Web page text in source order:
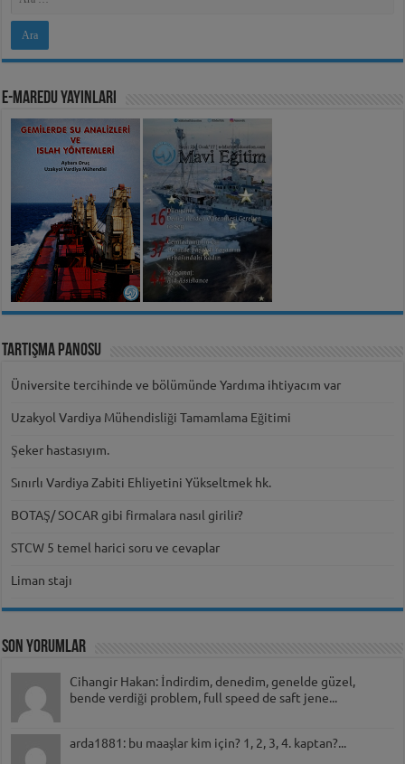
e-MarEdu Yayınları
Tartışma Panosu
Üniversite tercihinde ve bölümünde Yardıma ihtiyacım var
Uzakyol Vardiya Mühendisliği Tamamlama Eğitimi
Şeker hastasıyım.
Sınırlı Vardiya Zabiti Ehliyetini Yükseltmek hk.
BOTAŞ/ SOCAR gibi firmalara nasıl girilir?
STCW 5 temel harici soru ve cevaplar
Liman stajı
Son Yorumlar
Cihangir Hakan: İndirdim, denedim, genelde güzel,
bende verdiği problem, full speed de saft jene...
arda1881: bu maaşlar kim için? 1, 2, 3, 4. kaptan?...